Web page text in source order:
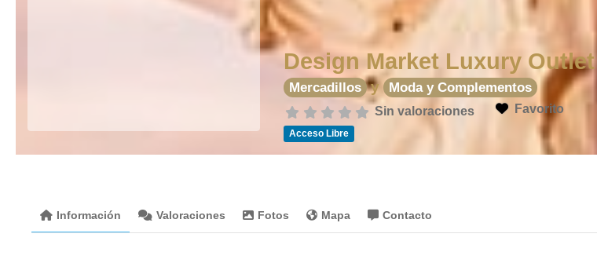
Design Market Luxury
Mercadillos y Moda y Complementos
Sin valoraciones Favorito
Acceso Libre
Información Valoraciones Fotos Mapa Contacto